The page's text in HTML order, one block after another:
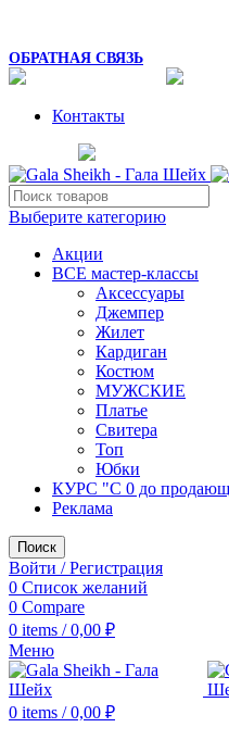
ОБРАТНАЯ СВЯЗЬ
Контакты
Выберите категорию
Акции
ВСЕ мастер-классы
Аксессуары
Джемпер
Жилет
Кардиган
Костюм
МУЖСКИЕ
Платье
Свитера
Топ
Юбки
КУРС "С 0 до
Реклама
Поиск
Войти / Регистрация
0 Список желаний
0 Compare
0 items / 0,00 ₽
Меню
0 items / 0,00 ₽